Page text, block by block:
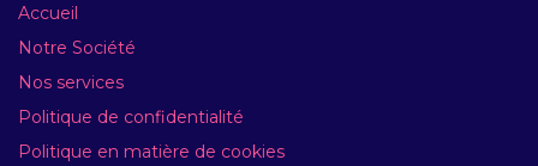
Accueil
Notre Société
Nos services
Politique de confidentialité
Politique en matière de cookies